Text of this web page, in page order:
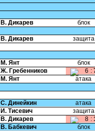
В. Дикарев блок
В. Дикарев защита
М. Янт
блок
Ж. Гребенников 6 :
М. Янт атака
С. Динейкин
атака
И. Тисевич
защита
В. Дикарев 8 :
В. Бабкевич блок